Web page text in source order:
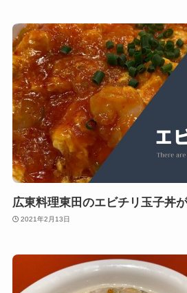
広東料理東田のエビチリ玉子丼が
2021年2月13日